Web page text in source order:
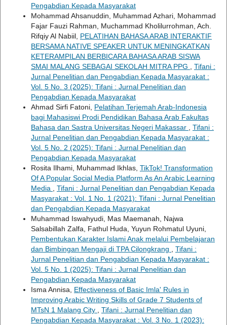
Pengabdian Kepada Masyarakat
Mohammad Ahsanuddin, Muhammad Azhari, Mohammad
Fajar Fauzi Rahman, Muchammad Kholilurrohman, Ach.
Rifqiy Al Nabiil, PELATIHAN BAHASA ARAB INTERAKTIF
BERSAMA NATIVE SPEAKER UNTUK MENINGKATKAN
KETERAMPILAN BERBICARA BAHASA ARAB SISWA
SMAI MALANG SEBAGAI SEKOLAH MITRA PPG
Tifani :
Jurnal Penelitian dan Pengabdian Kepada Masyarakat :
Vol. 5 No. 3 (2025): Tifani : Jurnal Penelitian dan
Pengabdian Kepada Masyarakat
Ahmad Sirfi Fatoni, Pelatihan Terjemah Arab-Indonesia
bagi Mahasiswi Prodi Pendidikan Bahasa Arab Fakultas
Bahasa dan Sastra Universitas Negeri Makassar
Tifani :
Jurnal Penelitian dan Pengabdian Kepada Masyarakat :
Vol. 5 No. 2 (2025): Tifani : Jurnal Penelitian dan
Pengabdian Kepada Masyarakat
Rosita Ilhami, Muhammad Ikhlas, TikTok! Transformation
Of A Popular Social Media Platform As An Arabic Learning
Media
Tifani : Jurnal Penelitian dan Pengabdian Kepada
Masyarakat : Vol. 1 No. 1 (2021): Tifani : Jurnal Penelitian
dan Pengabdian Kepada Masyarakat
Muhammad Iswahyudi, Mas Maemanah, Najwa
Salsabillah Zalfa, Fathul Huda, Yuyun Rohmatul Uyuni,
Pembentukan Karakter Islami Anak melalui Pembelajaran
dan Bimbingan Mengaji di TPA Cilongkrang
Tifani :
Jurnal Penelitian dan Pengabdian Kepada Masyarakat :
Vol. 5 No. 1 (2025): Tifani : Jurnal Penelitian dan
Pengabdian Kepada Masyarakat
Isma Annisa, Effectiveness of Basic Imla' Rules in
Improving Arabic Writing Skills of Grade 7 Students of
MTsN 1 Malang City
Tifani : Jurnal Penelitian dan
Pengabdian Kepada Masyarakat : Vol. 3 No. 1 (2023):